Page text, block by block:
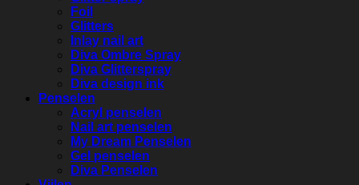
Foil
Glitters
Inlay nail art
Diva Ombre Spray
Diva Glitterspray
Diva design ink
Penselen
Acryl penselen
Nail art penselen
My Dream Penselen
Gel penselen
Diva Penselen